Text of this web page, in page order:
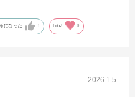
になった 1 Like! 0
2026.1.5